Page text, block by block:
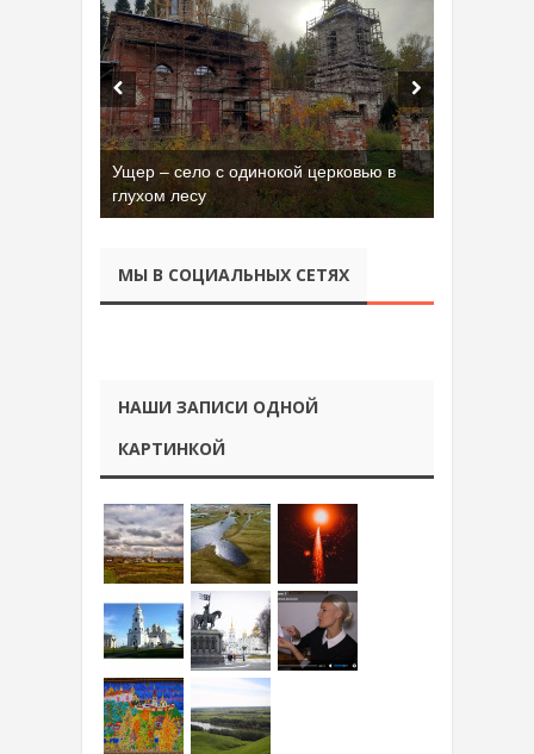
Ущер – село с одинокой церковью в
глухом лесу
МЫ В СОЦИАЛЬНЫХ СЕТЯХ
НАШИ ЗАПИСИ ОДНОЙ
КАРТИНКОЙ